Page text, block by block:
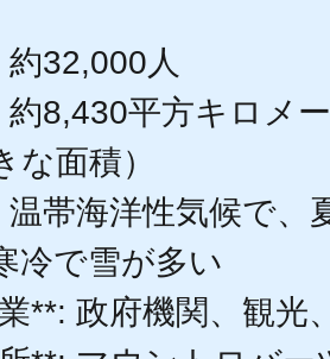
32,000人
約8,430平方キロメ
な面積）
温帯海洋性気候で、
冷で雪が多い
**: 政府機関、観光